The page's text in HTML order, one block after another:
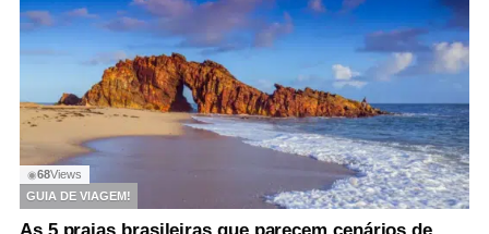
◉68Views
GUIA DE VIAGEM!